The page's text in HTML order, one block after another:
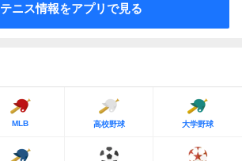
テニス情報をアプリで見る
MLB 高校野球 大学野球